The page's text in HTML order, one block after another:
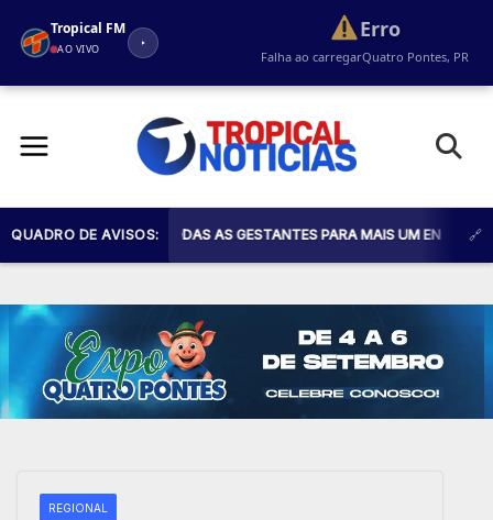
Tropical FM
AO VIVO
Erro
Falha ao carregarQuatro Pontes, PR
QUADRO DE AVISOS:
CONVIDA TODAS AS GESTANTES PARA MAIS UM ENCONTRO
REGIONAL